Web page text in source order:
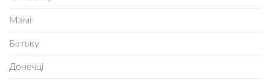
Мамі
Батьку
Донечці